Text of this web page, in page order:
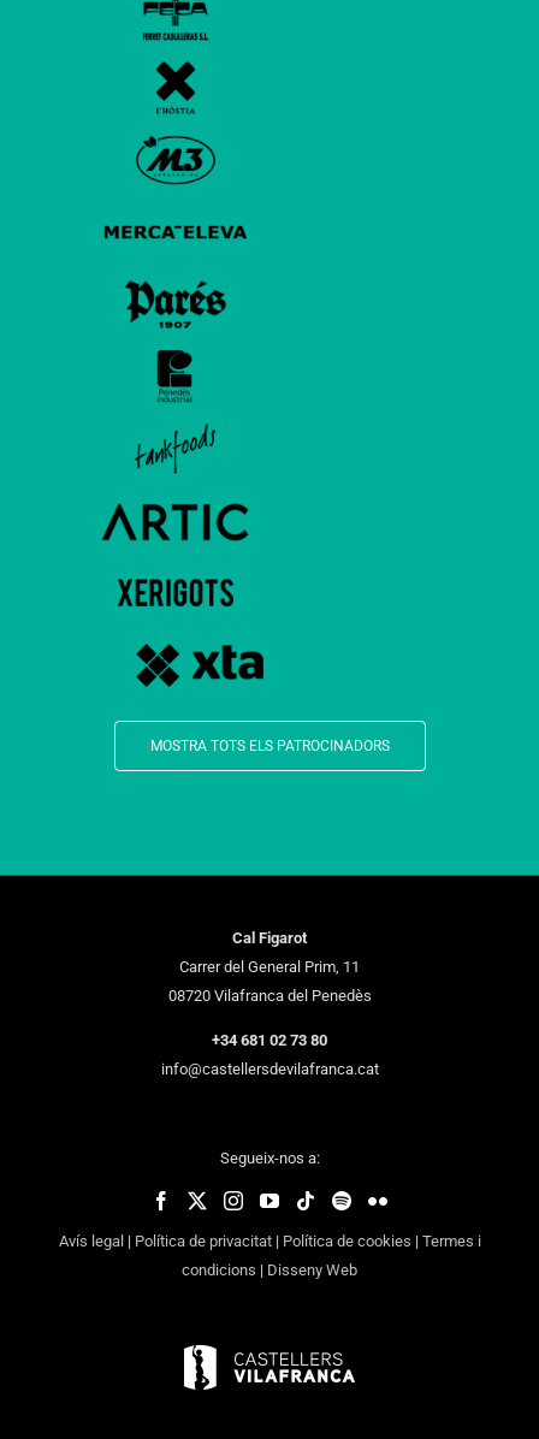
MOSTRA TOTS ELS PATROCINADORS
Cal Figarot
Carrer del General Prim, 11
08720 Vilafranca del Penedès
+34 681 02 73 80
info@castellersdevilafranca.cat
Segueix-nos a:
Avís legal| Política de privacitat| Política de cookies | Termes i
condicions | Disseny Web